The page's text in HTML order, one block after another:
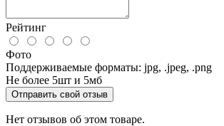
Рейтинг
Фото
Поддерживаемые форматы: jpg, .jpeg, .png
Не более 5шт и 5мб
Отправить свой отзыв
Нет отзывов об этом товаре.